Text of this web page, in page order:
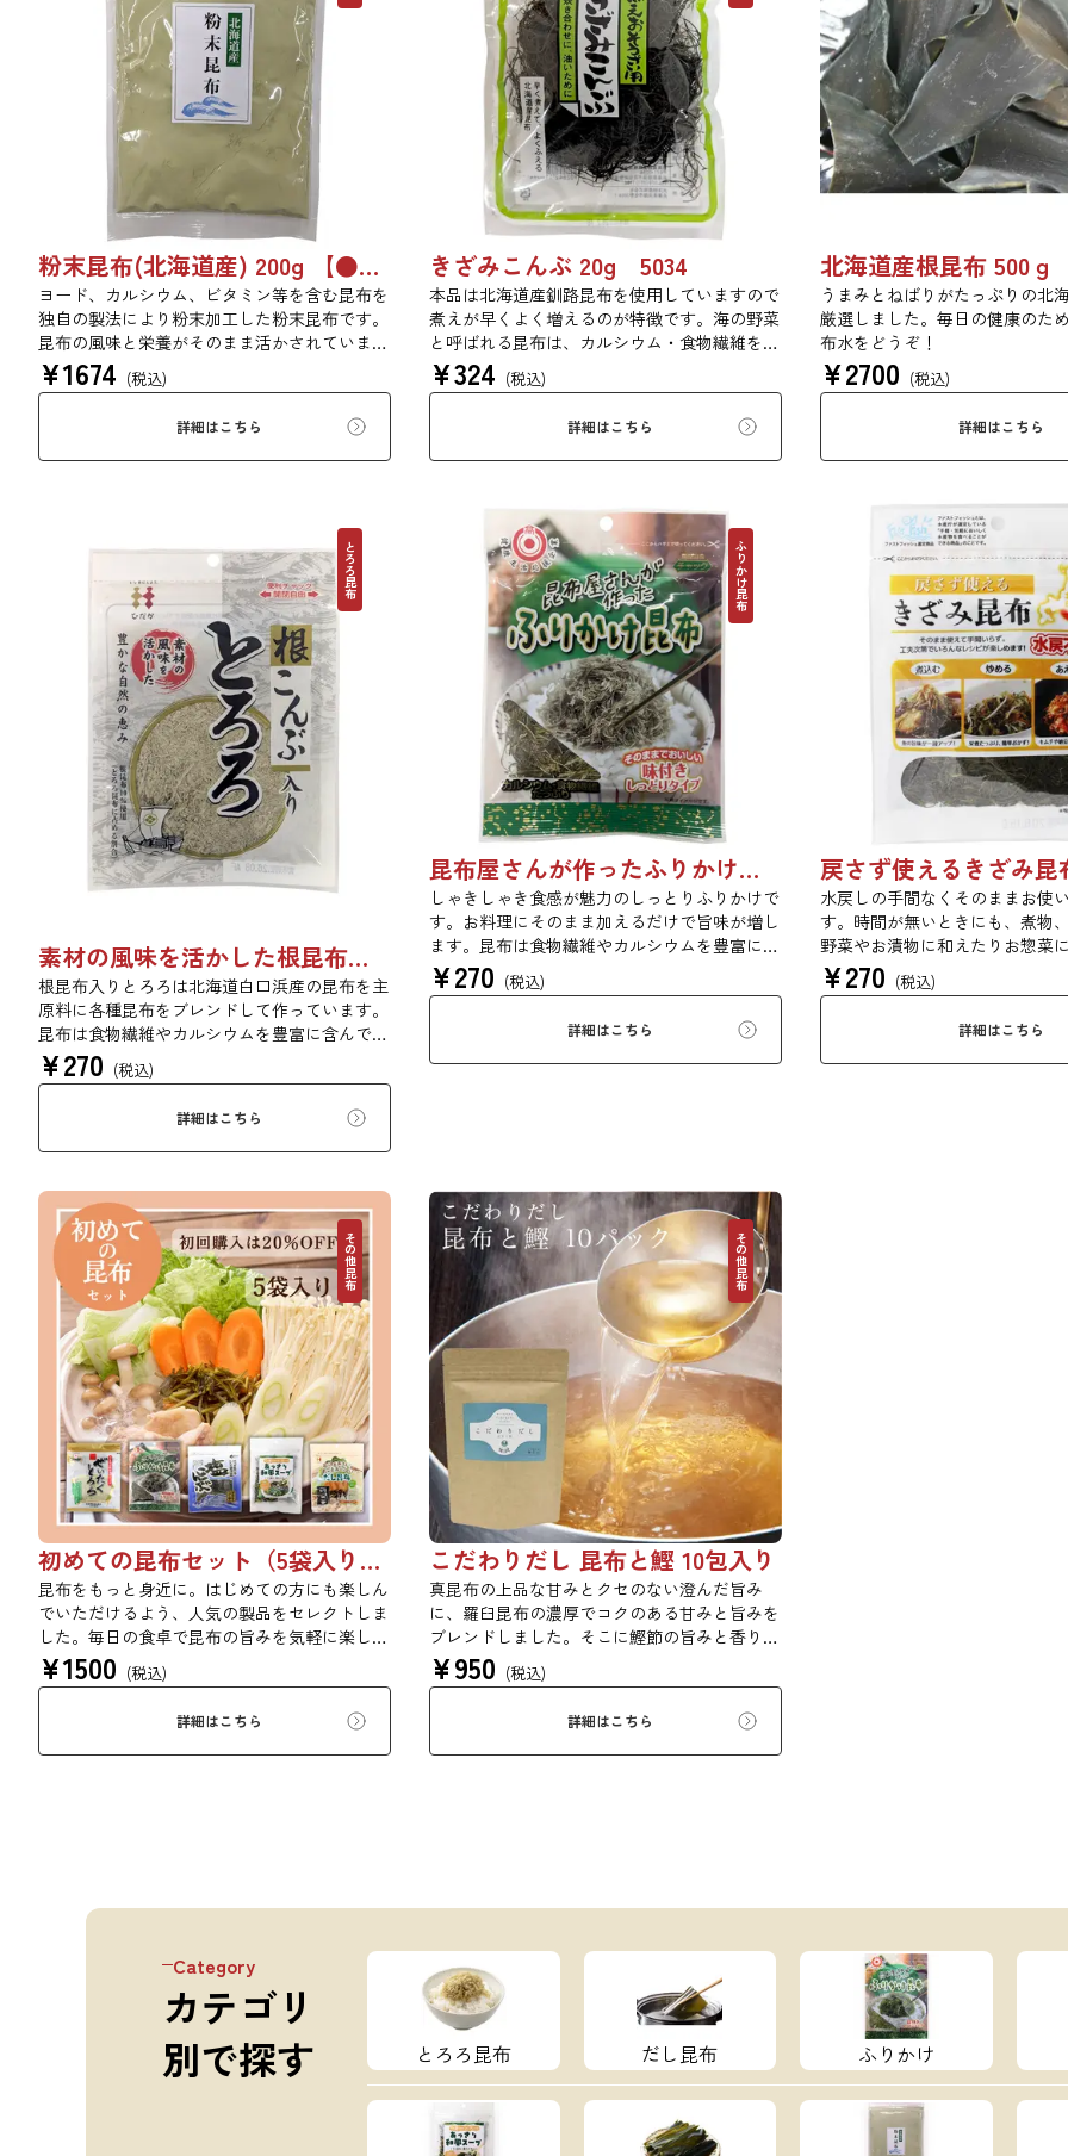
粉末昆布(北海道産) 200g 【●受注生産品】6742
ヨード、カルシウム、ビタミン等を含む昆布を
独自の製法により粉末加工した粉末昆布です。
昆布の風味と栄養がそのまま活かされていま
す。添加物、保存料は一切使用しておりませ
ん。（北海道産昆布100％を粉末状にしており
¥1674 (税込)
詳細はこちら
きざみこんぶ 20g 5034
本品は北海道産釧路昆布を使用していますので
煮えが早くよく増えるのが特徴です。海の野菜
と呼ばれる昆布は、カルシウム・食物繊維を豊
富に含みます。ジャガイモやカボチャと煮付け
たり、ひじきのように野菜等と一緒に油で炒め
たりと様々な用途でご利用いただけます。
¥324 (税込)
詳細はこちら
うまみとねばりがたっぷりの北
厳選しました。毎日の健康のた
布水をどうぞ！
¥2700 (税込)
詳細はこちら
とろろ昆布
素材の風味を活かした根昆布入りとろろ 23g 単品 5袋セット 20袋セット 3481
根昆布入りとろろは北海道白口浜産の昆布を主
原料に各種昆布をブレンドして作っています。
昆布は食物繊維やカルシウムを豊富に含んでい
ます。薄くふんわりと削っており、ご飯やお吸
い物、うどんに入れて美味しく召し上がれま
す。お口の中でとろーり、つるっと広がる根昆
布入りとろろを是非ご賞味ください。
¥270 (税込)
詳細はこちら
ふりかけ昆布
昆布屋さんが作ったふりかけ昆布 30g 単品 5袋セット 20袋セット 5072
しゃきしゃき食感が魅力のしっとりふりかけで
す。お料理にそのまま加えるだけで旨味が増し
ます。昆布は食物繊維やカルシウムを豊富に含
んでいるため、バランスのとれた食生活のため
にお使いいただけます。
¥270 (税込)
詳細はこちら
水戻しの手間なくそのままお使
す。時間が無いときにも、煮物、
野菜やお漬物に和えたりお惣菜
だけで一品が出来上がります。【
トフィッシュ選定商品】※本商
て昆布をやわらかく加工してお
の酸味が苦手な方はご注意して
ださい。
¥270 (税込)
詳細はこちら
その他昆布
初めての昆布セット（5袋入り）【初回購入は20％OFF】
昆布をもっと身近に。はじめての方にも楽しん
でいただけるよう、人気の製品をセレクトしま
した。毎日の食卓で昆布の旨みを気軽に楽しめ
る、バラエティ豊かなセットです。ご自宅用は
もちろん、ちょっとしたご挨拶や贈り物にもど
うぞ。 ※本商品はギフト仕様の化粧箱ではな
く、簡易ダンボール梱包でのお届けとなりま
す。贈答用をご希望の方は、あらかじめご留意
¥1500 (税込)
詳細はこちら
その他昆布
こだわりだし 昆布と鰹 10包入り
真昆布の上品な甘みとクセのない澄んだ旨み
に、羅臼昆布の濃厚でコクのある甘みと旨みを
ブレンドしました。そこに鰹節の旨みと香りを
合わせ、さらに深い味わいのおだしに仕上げま
した。素材そのままの味と香りをお楽しみくだ
さい。鍋物、煮物、汁物、炊き込みご飯などに
¥950 (税込)
詳細はこちら
Category
カテゴリ
別で探す
とろろ昆布 だし昆布 ふりかけ